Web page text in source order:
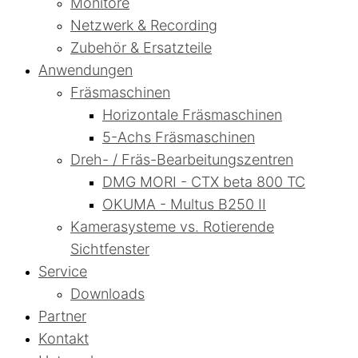
Netzwerk & Recording
Zubehör & Ersatzteile
Anwendungen
Fräsmaschinen
Horizontale Fräsmaschinen
5-Achs Fräsmaschinen
Dreh- / Fräs-Bearbeitungszentren
DMG MORI - CTX beta 800 TC
OKUMA - Multus B250 II
Kamerasysteme vs. Rotierende
Sichtfenster
Service
Downloads
Partner
Kontakt